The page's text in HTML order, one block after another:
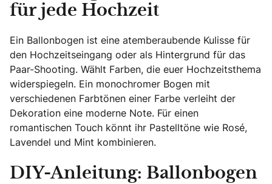
für jede Hochzeit
Ein Ballonbogen ist eine atemberaubende Kulisse für
den Hochzeitseingang oder als Hintergrund für das
Paar-Shooting. Wählt Farben, die euer Hochzeitsthema
widerspiegeln. Ein monochromer Bogen mit
verschiedenen Farbtönen einer Farbe verleiht der
Dekoration eine moderne Note. Für einen
romantischen Touch könnt ihr Pastelltöne wie Rosé,
Lavendel und Mint kombinieren.
DIY-Anleitung: Ballonbogen